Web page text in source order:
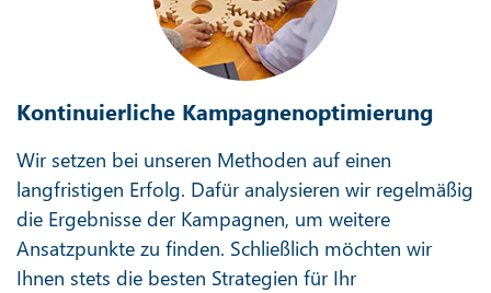
Kontinuierliche Kampagnenoptimierung
Wir setzen bei unseren Methoden auf einen
langfristigen Erfolg. Dafür analysieren wir regelmäßig
die Ergebnisse der Kampagnen, um weitere
Ansatzpunkte zu finden. Schließlich möchten wir
Ihnen stets die besten Strategien für Ihr